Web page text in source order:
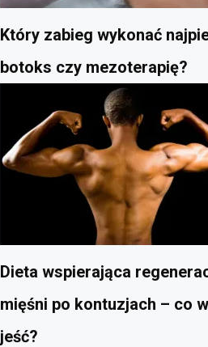
Który zabieg wykonać
botoks czy mezoterapię?
Dieta wspierająca
mięśni po kontuzjach – co
jeść?